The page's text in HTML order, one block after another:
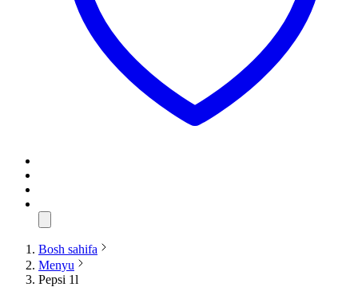
Bosh sahifa
Menyu
Pepsi 1l